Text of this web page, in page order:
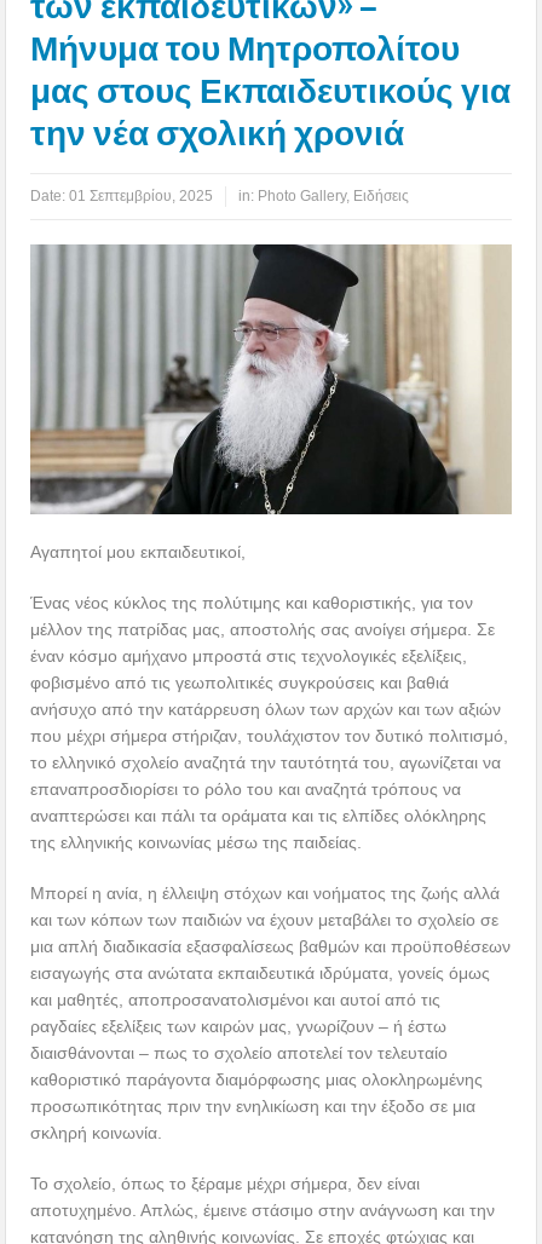
Μήνυμα του Μητροπολίτου
μας στους Εκπαιδευτικούς για
την νέα σχολική χρονιά
Date:01 Σεπτεμβρίου, 2025 in: Photo Gallery, Ειδήσεις
Αγαπητοί μου εκπαιδευτικοί,
Ένας νέος κύκλος της πολύτιμης και καθοριστικής, για τον
μέλλον της πατρίδας μας, αποστολής σας ανοίγει σήμερα. Σε
έναν κόσμο αμήχανο μπροστά στις τεχνολογικές εξελίξεις,
φοβισμένο από τις γεωπολιτικές συγκρούσεις και βαθιά
ανήσυχο από την κατάρρευση όλων των αρχών και των αξιών
που μέχρι σήμερα στήριζαν, τουλάχιστον τον δυτικό πολιτισμό,
το ελληνικό σχολείο αναζητά την ταυτότητά του, αγωνίζεται να
επαναπροσδιορίσει το ρόλο του και αναζητά τρόπους να
αναπτερώσει και πάλι τα οράματα και τις ελπίδες ολόκληρης
της ελληνικής κοινωνίας μέσω της παιδείας.
Μπορεί η ανία, η έλλειψη στόχων και νοήματος της ζωής αλλά
και των κόπων των παιδιών να έχουν μεταβάλει το σχολείο σε
μια απλή διαδικασία εξασφαλίσεως βαθμών και προϋποθέσεων
εισαγωγής στα ανώτατα εκπαιδευτικά ιδρύματα, γονείς όμως
και μαθητές, αποπροσανατολισμένοι και αυτοί από τις
ραγδαίες εξελίξεις των καιρών μας, γνωρίζουν – ή έστω
διαισθάνονται – πως το σχολείο αποτελεί τον τελευταίο
καθοριστικό παράγοντα διαμόρφωσης μιας ολοκληρωμένης
προσωπικότητας πριν την ενηλικίωση και την έξοδο σε μια
σκληρή κοινωνία.
Το σχολείο, όπως το ξέραμε μέχρι σήμερα, δεν είναι
αποτυχημένο. Απλώς, έμεινε στάσιμο στην ανάγνωση και την
κατανόηση της αληθινής κοινωνίας. Σε εποχές φτώχιας και